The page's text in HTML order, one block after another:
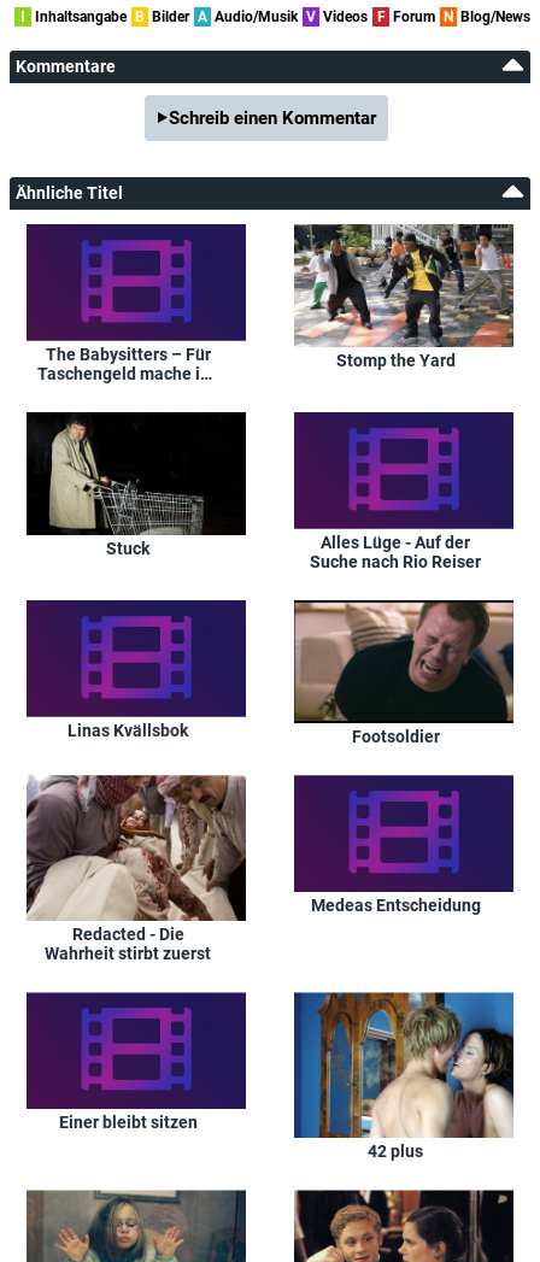
I Inhaltsangabe B Bilder A Audio/Musik V Videos F Forum N Blog/News
Kommentare
Schreib einen Kommentar
Ähnliche Titel
The Babysitters – Für
Taschengeld mache ich
Stomp the Yard
Stuck
Alles Lüge - Auf der
Suche nach Rio Reiser
Linas Kvällsbok Footsoldier
Redacted - Die
Wahrheit stirbt zuerst
Medeas Entscheidung
Einer bleibt sitzen
42 plus